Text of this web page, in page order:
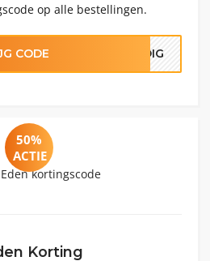
op alle bestellingen.
CODE ODIG
50%
ACTIE
Korting